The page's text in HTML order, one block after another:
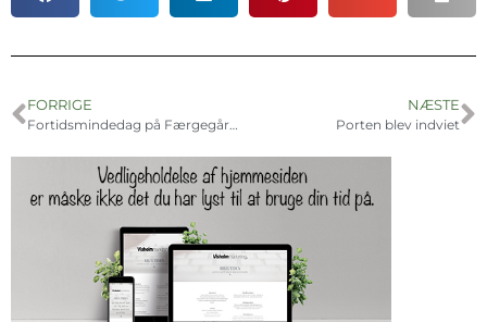
FORRIGE
Fortidsmindedag på Færgegården
NÆSTE
Porten blev indviet